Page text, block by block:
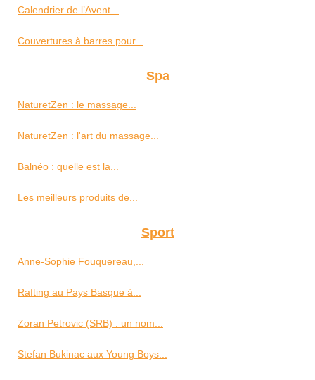
Calendrier de l’Avent...
Couvertures à barres pour...
Spa
NaturetZen : le massage...
NaturetZen : l'art du massage...
Balnéo : quelle est la...
Les meilleurs produits de...
Sport
Anne-Sophie Fouquereau,...
Rafting au Pays Basque à...
Zoran Petrovic (SRB) : un nom...
Stefan Bukinac aux Young Boys...